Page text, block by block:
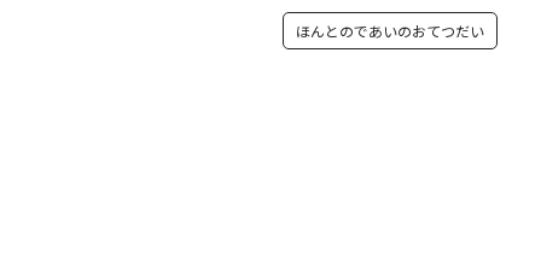
ほんとのであいのおてつだい